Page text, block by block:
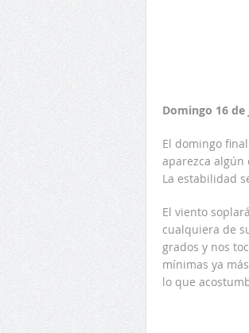
Domingo 16 de
El domingo
aparezca
La estabilidad
El viento
cualquiera de
grados y nos
mínimas ya
lo que